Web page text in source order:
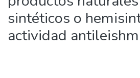
sintéticos o
actividad